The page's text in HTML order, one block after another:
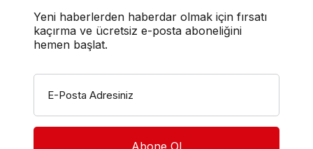
Yeni haberlerden haberdar olmak için fırsatı
kaçırma ve ücretsiz e-posta aboneliğini
hemen başlat.
E-Posta Adresiniz